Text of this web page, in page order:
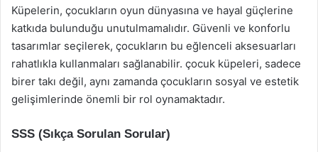
Küpelerin, çocukların oyun dünyasına ve hayal güçlerine
katkıda bulunduğu unutulmamalıdır. Güvenli ve konforlu
tasarımlar seçilerek, çocukların bu eğlenceli aksesuarları
rahatlıkla kullanmaları sağlanabilir. çocuk küpeleri, sadece
birer takı değil, aynı zamanda çocukların sosyal ve estetik
gelişimlerinde önemli bir rol oynamaktadır.
SSS (Sıkça Sorulan Sorular)